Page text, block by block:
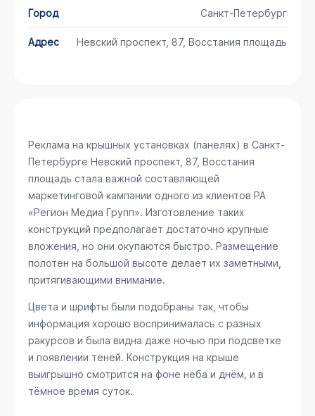
Город Санкт-Петербург
Адрес Невский проспект, 87, Восстания площадь
Реклама на крышных установках (панелях) в Санкт-
Петербурге Невский проспект, 87, Восстания
площадь стала важной составляющей
маркетинговой кампании одного из клиентов РА
«Регион Медиа Групп». Изготовление таких
конструкций предполагает достаточно крупные
вложения, но они окупаются быстро. Размещение
полотен на большой высоте делает их заметными,
притягивающими внимание.
Цвета и шрифты были подобраны так, чтобы
информация хорошо воспринималась с разных
ракурсов и была видна даже ночью при подсветке
и появлении теней. Конструкция на крыше
выигрышно смотрится на фоне неба и днём, и в
тёмное время суток.